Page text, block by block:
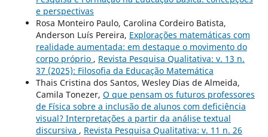
e perspectivas
Rosa Monteiro Paulo, Carolina Cordeiro Batista,
Anderson Luís Pereira, Explorações matemáticas com
realidade aumentada: em destaque o movimento do
corpo próprio , Revista Pesquisa Qualitativa: v. 13 n.
37 (2025): Filosofia da Educação Matemática
Thais Cristina dos Santos, Wesley Dias de Almeida,
Camila Tonezer, O que pensam os futuros professores
de Física sobre a inclusão de alunos com deficiência
visual? Interpretações a partir da análise textual
discursiva , Revista Pesquisa Qualitativa: v. 11 n. 26